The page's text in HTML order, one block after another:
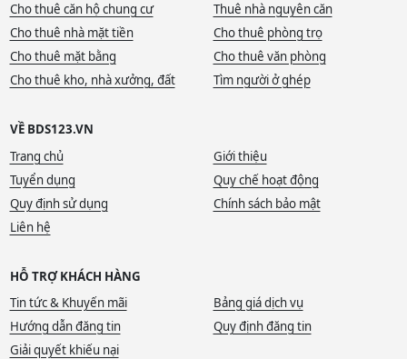
Cho thuê căn hộ chung cư
Thuê nhà nguyên căn
Cho thuê nhà mặt tiền
Cho thuê phòng trọ
Cho thuê mặt bằng
Cho thuê văn phòng
Cho thuê kho, nhà xưởng, đất
Tìm người ở ghép
VỀ BDS123.VN
Trang chủ
Giới thiệu
Tuyển dụng
Quy chế hoạt động
Quy định sử dụng
Chính sách bảo mật
Liên hệ
HỖ TRỢ KHÁCH HÀNG
Tin tức & Khuyến mãi
Bảng giá dịch vụ
Hướng dẫn đăng tin
Quy định đăng tin
Giải quyết khiếu nại